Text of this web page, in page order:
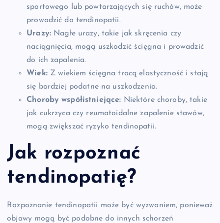
sportowego lub powtarzających się ruchów, może
prowadzić do tendinopatii.
Urazy:Nagłe urazy, takie jak skręcenia czy
naciągnięcia, mogą uszkodzić ścięgna i prowadzić
do ich zapalenia.
Wiek:Z wiekiem ścięgna tracą elastyczność i stają
się bardziej podatne na uszkodzenia.
Choroby współistniejące: Niektóre choroby, takie
jak cukrzyca czy reumatoidalne zapalenie stawów,
mogą zwiększać ryzyko tendinopatii.
Jak rozpoznać
tendinopatię?
Rozpoznanie tendinopatii może być wyzwaniem, ponieważ
objawy mogą być podobne do innych schorzeń